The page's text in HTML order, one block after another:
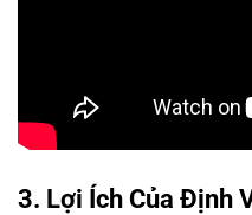
3. Lợi Ích Của Định